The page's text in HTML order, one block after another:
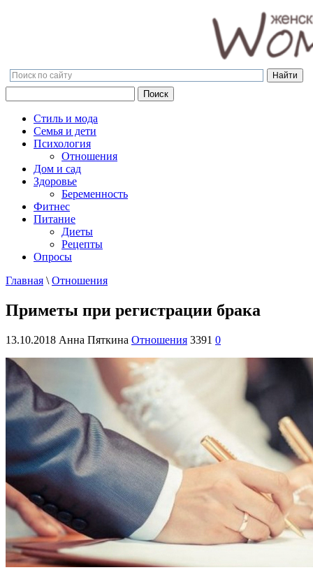
Поиск
Стиль и мода
Семья и дети
Психология
Отношения
Дом и сад
Здоровье
Беременность
Фитнес
Питание
Диеты
Рецепты
Опросы
Главная \ Отношения
Приметы при регистрации брака
13.10.2018 Анна Пяткина Отношения 3391 0